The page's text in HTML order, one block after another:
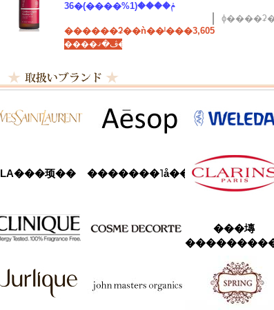
36�ݥ����(1%����)
������ʡ��ǹ��ˡ���3,605
����ڤ�ޤ���
LA���顼�� �������˥å��ե����ޥ���
���塼